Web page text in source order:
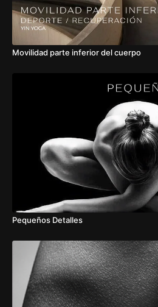
Movilidad parte inferior del cuerpo
Pequeños Detalles